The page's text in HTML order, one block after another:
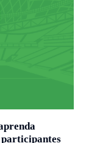
participantes